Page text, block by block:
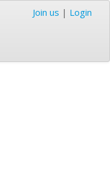
Join us | Login